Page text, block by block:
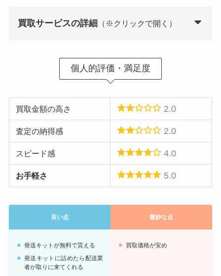
買取サービスの詳細 （※クリックで開く）
買取キットの送付 あり
送料 無料
査定期間 土日祝日除く14日程
査定結果の詳細 あり
キャンセル時の返送料 返送料は自己負担
振込手数料 無料
6種類（遊戯王含む）
個人的評価・満足度
買取金額の高さ 2.0
査定の納得感 2.0
スピード感 4.0
お手軽さ 5.0
良い点 微妙な点
発送キットが無料で貰える
発送キットに詰めたら配送業
者が取りに来てくれる
買取価格が安め